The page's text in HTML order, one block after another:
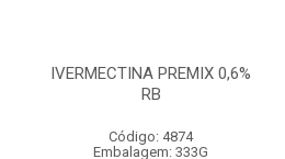
IVERMECTINA PREMIX 0,6%
RB
Código: 4874
Embalagem: 333G